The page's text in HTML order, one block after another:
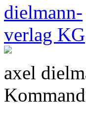
axel